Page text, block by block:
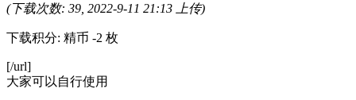
(下载次数: 39, 2022-9-11 21:13 上传)
下载积分: 精币 -2 枚
[/url]
大家可以自行使用